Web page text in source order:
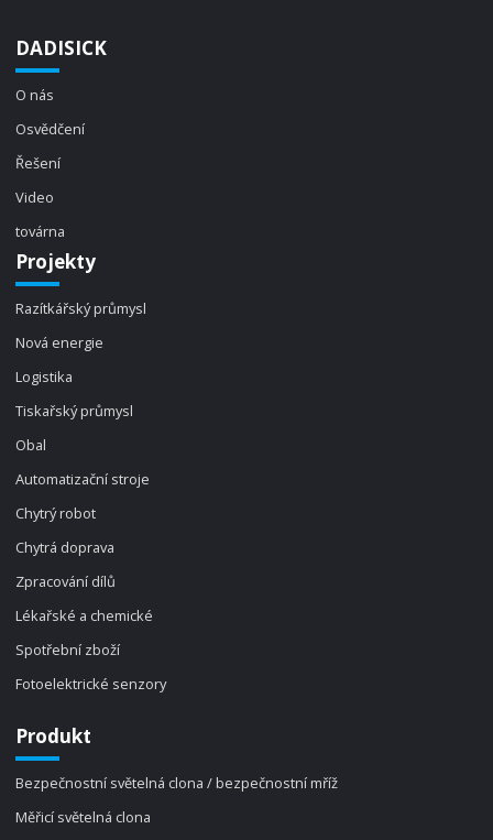
DADISICK
O nás
Osvědčení
Řešení
Video
továrna
Projekty
Razítkářský průmysl
Nová energie
Logistika
Tiskařský průmysl
Obal
Automatizační stroje
Chytrý robot
Chytrá doprava
Zpracování dílů
Lékařské a chemické
Spotřební zboží
Fotoelektrické senzory
Produkt
Bezpečnostní světelná clona / bezpečnostní mříž
Měřicí světelná clona